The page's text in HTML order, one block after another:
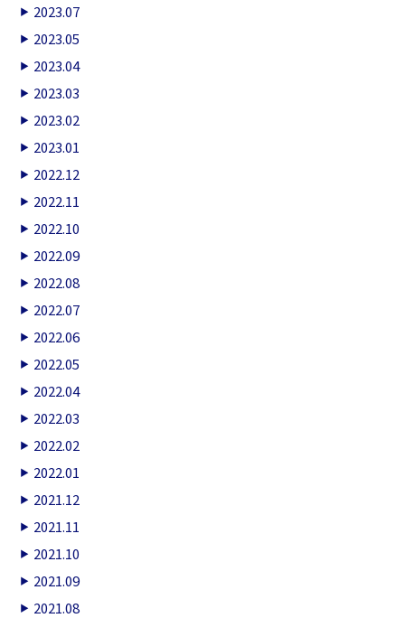
2023.07
2023.05
2023.04
2023.03
2023.02
2023.01
2022.12
2022.11
2022.10
2022.09
2022.08
2022.07
2022.06
2022.05
2022.04
2022.03
2022.02
2022.01
2021.12
2021.11
2021.10
2021.09
2021.08